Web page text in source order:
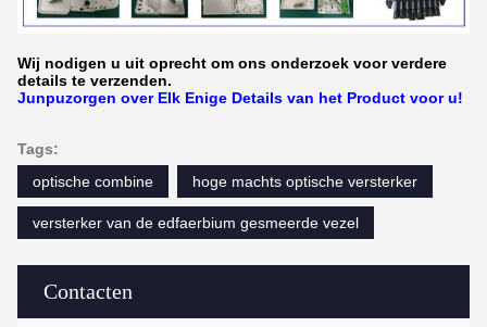
Contacten
Wij nodigen u uit oprecht om ons onderzoek voor verdere
details te verzenden.
Junpuzorgen over Elk Enige Details van het Product voor u!
Tags:
optische combine
hoge machts optische versterker
versterker van de edfaerbium gesmeerde vezel